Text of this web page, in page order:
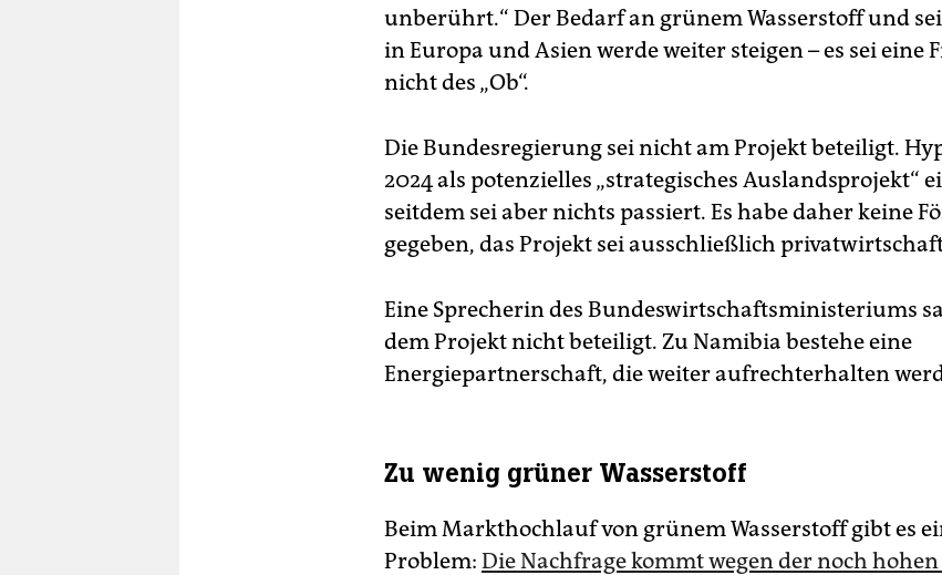
unberührt.“ Der Bedarf an grünem Wasserstoff und
in Europa und Asien werde weiter steigen – es sei eine
nicht des „Ob“.
Die Bundesregierung sei nicht am Projekt beteiligt.
2024 als potenzielles „strategisches Auslandsprojekt“
seitdem sei aber nichts passiert. Es habe daher keine
gegeben, das Projekt sei ausschließlich
Eine Sprecherin des Bundeswirtschaftsministeriums
dem Projekt nicht beteiligt. Zu Namibia bestehe eine
Energiepartnerschaft, die weiter aufrechterhalten
Zu wenig grüner Wasserstoff
Beim Markthochlauf von grünem Wasserstoff gibt es
Problem: Die Nachfrage kommt wegen der noch